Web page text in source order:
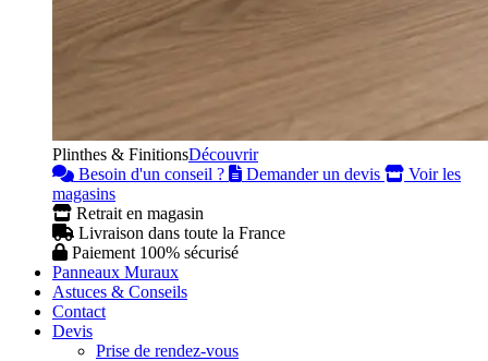
Plinthes & FinitionsDécouvrir
Besoin d'un conseil ?
Demander un devis
Voir les
magasins
Retrait en magasin
Livraison dans toute la France
Paiement 100% sécurisé
Panneaux Muraux
Astuces & Conseils
Contact
Devis
Prise de rendez-vous